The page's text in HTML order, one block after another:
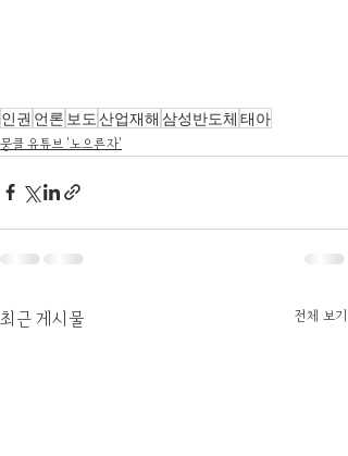
인권 언론 보도 산업재해 삼성반도체 태아
뭉클 유튜브 '노으른자'
최근 게시물 전체 보기